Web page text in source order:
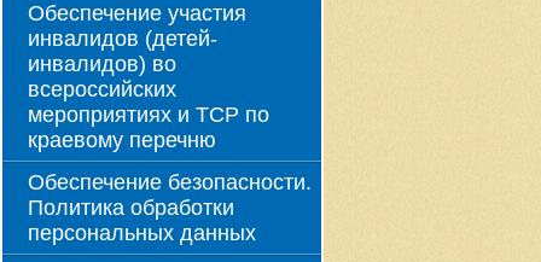
Обеспечение участия
инвалидов (детей-
инвалидов) во
всероссийских
мероприятиях и ТСР по
краевому перечню
Обеспечение безопасности.
Политика обработки
персональных данных